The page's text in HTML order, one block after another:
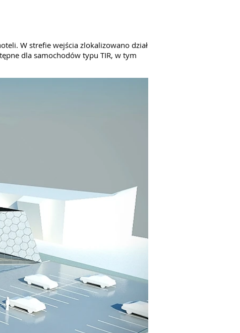
W strefie wejścia zlokalizowano dział
dla samochodów typu TIR, w tym